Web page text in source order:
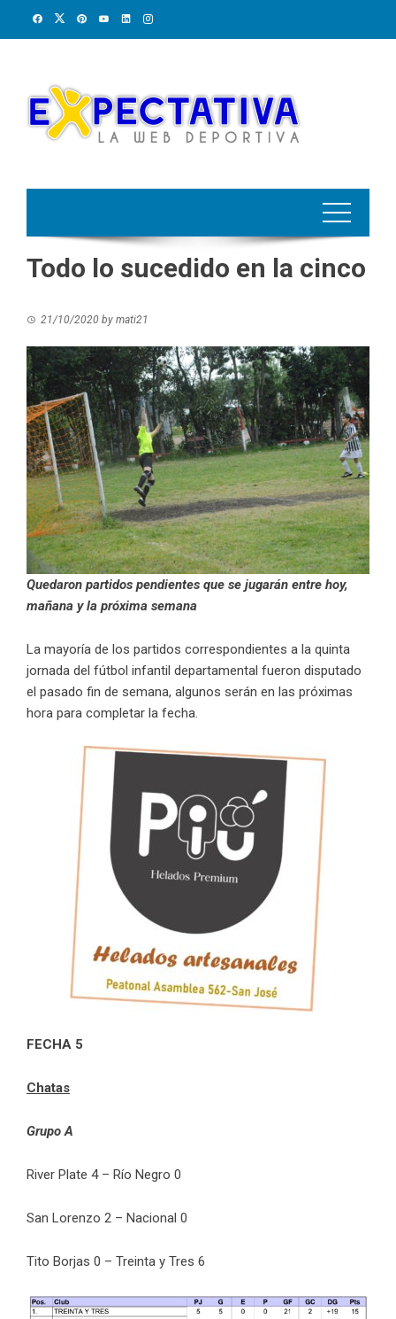
Todo lo sucedido en la cinco
21/10/2020 by mati21
Quedaron partidos pendientes que se jugarán entre hoy,
mañana y la próxima semana
La mayoría de los partidos correspondientes a la quinta
jornada del fútbol infantil departamental fueron disputado
el pasado fin de semana, algunos serán en las próximas
hora para completar la fecha.
FECHA 5
Chatas
Grupo A
River Plate 4 – Río Negro 0
San Lorenzo 2 – Nacional 0
Tito Borjas 0 – Treinta y Tres 6